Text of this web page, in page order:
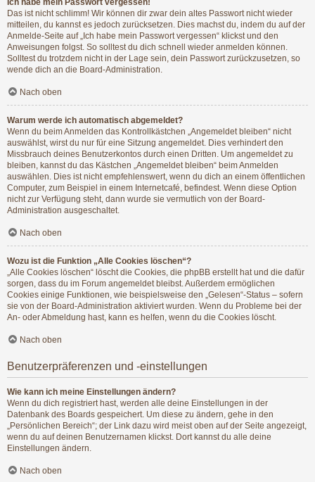
Das ist nicht schlimm! Wir können dir zwar dein altes Passwort nicht wieder
mitteilen, du kannst es jedoch zurücksetzen. Dies machst du, indem du auf der
Anmelde-Seite auf „Ich habe mein Passwort vergessen“ klickst und den
Anweisungen folgst. So solltest du dich schnell wieder anmelden können.
Solltest du trotzdem nicht in der Lage sein, dein Passwort zurückzusetzen, so
wende dich an die Board-Administration.
Nach oben
Warum werde ich automatisch abgemeldet?
Wenn du beim Anmelden das Kontrollkästchen „Angemeldet bleiben“ nicht
auswählst, wirst du nur für eine Sitzung angemeldet. Dies verhindert den
Missbrauch deines Benutzerkontos durch einen Dritten. Um angemeldet zu
bleiben, kannst du das Kästchen „Angemeldet bleiben“ beim Anmelden
auswählen. Dies ist nicht empfehlenswert, wenn du dich an einem öffentlichen
Computer, zum Beispiel in einem Internetcafé, befindest. Wenn diese Option
nicht zur Verfügung steht, dann wurde sie vermutlich von der Board-
Administration ausgeschaltet.
Nach oben
Wozu ist die Funktion „Alle Cookies löschen“?
„Alle Cookies löschen“ löscht die Cookies, die phpBB erstellt hat und die dafür
sorgen, dass du im Forum angemeldet bleibst. Außerdem ermöglichen
Cookies einige Funktionen, wie beispielsweise den „Gelesen“-Status – sofern
sie von der Board-Administration aktiviert wurden. Wenn du Probleme bei der
An- oder Abmeldung hast, kann es helfen, wenn du die Cookies löscht.
Nach oben
Benutzerpräferenzen und -einstellungen
Wie kann ich meine Einstellungen ändern?
Wenn du dich registriert hast, werden alle deine Einstellungen in der
Datenbank des Boards gespeichert. Um diese zu ändern, gehe in den
„Persönlichen Bereich“; der Link dazu wird meist oben auf der Seite angezeigt,
wenn du auf deinen Benutzernamen klickst. Dort kannst du alle deine
Einstellungen ändern.
Nach oben